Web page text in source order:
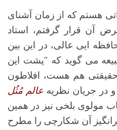
هستم که از زمان آشنای
آن قرار گرفتم، استاد
ایی عالی، در این بین
می گوید که "پشت این
هم هست، افلاطون
در جریان نظریه عالم مُثُل
مولوی بلخی نیز در همین
آن شکارچی را مطرح